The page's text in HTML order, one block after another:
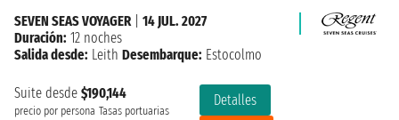
Suite desde $190,144
precio por persona Tasas portuarias
Detalles
SEVEN SEAS VOYAGER| 14 JUL. 2027
Duración: 12 noches
Salida desde: Leith Desembarque: Estocolmo